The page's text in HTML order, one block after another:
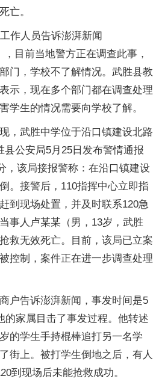
亡。
作人员告诉澎湃新闻
，目前当地警方正在调查此事，
门，学校不了解情况。武胜县教
示，现在多个部门都在调查处理
学生的情况需要向学校了解。
，武胜中学位于沿口镇建设北路
县公安局5月25日发布警情通报
，该局接报警称：在沿口镇建设
。接警后，110指挥中心立即指
到现场处置，并及时联系120急
事人卢某某（男，13岁，武胜
救无效死亡。目前，该局已立案
控制，案件正在进一步调查处理
户告诉澎湃新闻，事发时间是5
的家属目击了事发过程。他转述
的学生手持棍棒追打另一名学
街上。被打学生倒地之后，有人
到现场后未能抢救成功。